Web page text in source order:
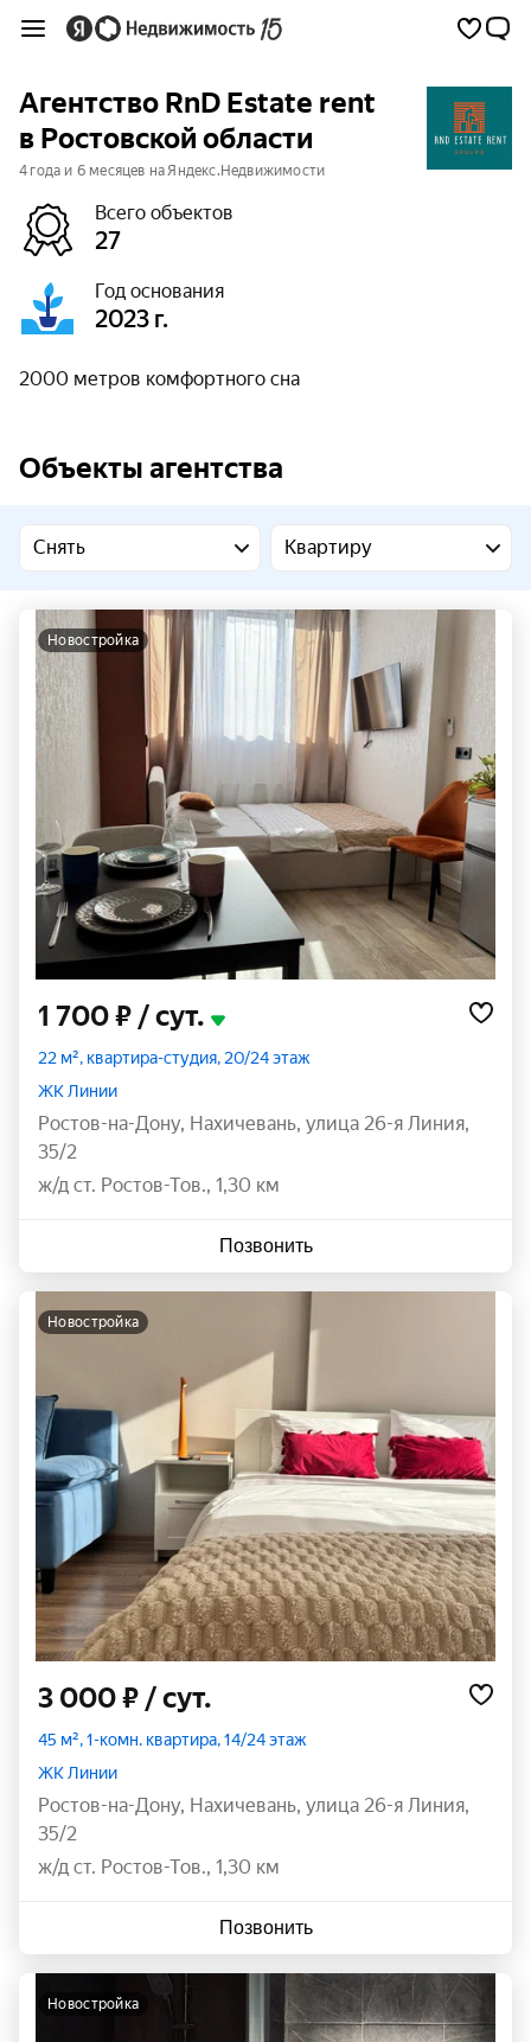
Агентство RnD Estate rent
в Ростовской области
4 года и 6 месяцев на Яндекс.Недвижимости
Всего объектов
27
Год основания
2023 г.
2000 метров комфортного сна
Объекты агентства
Снять Квартиру
новостройка
1 700 ₽ / сут.
22 м², квартира-студия, 20/24 этаж
ЖК Линии
Ростов-на-Дону, Нахичевань, улица 26-я Линия,
35/2
ж/д ст. Ростов-Тов., 1,30 км
Позвонить
новостройка
3 000 ₽ / сут.
45 м², 1-комн. квартира, 14/24 этаж
ЖК Линии
Ростов-на-Дону, Нахичевань, улица 26-я Линия,
35/2
ж/д ст. Ростов-Тов., 1,30 км
Позвонить
новостройка